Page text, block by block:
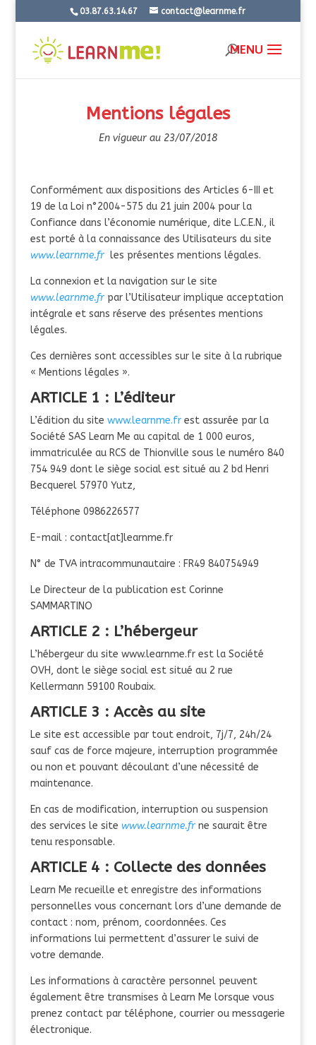
03.87.63.14.67 contact@learnme.fr
Mentions légales
En vigueur au 23/07/2018
Conformément aux dispositions des Articles 6-III et
19 de la Loi n°2004-575 du 21 juin 2004 pour la
Confiance dans l’économie numérique, dite L.C.E.N., il
est porté à la connaissance des Utilisateurs du site
www.learnme.fr les présentes mentions légales.
La connexion et la navigation sur le site
www.learnme.frpar l’Utilisateur implique acceptation
intégrale et sans réserve des présentes mentions
légales.
Ces dernières sont accessibles sur le site à la rubrique
« Mentions légales ».
ARTICLE 1 : L’éditeur
L’édition du site www.learnme.frest assurée par la
Société SAS Learn Me au capital de 1 000 euros,
immatriculée au RCS de Thionville sous le numéro 840
754 949 dont le siège social est situé au 2 bd Henri
Becquerel 57970 Yutz,
Téléphone 0986226577
E-mail : contact[at]learnme.fr
N° de TVA intracommunautaire : FR49 840754949
Le Directeur de la publication est Corinne
SAMMARTINO
ARTICLE 2 : L’hébergeur
L’hébergeur du site www.learnme.fr est la Société
OVH, dont le siège social est situé au 2 rue
Kellermann 59100 Roubaix.
ARTICLE 3 : Accès au site
Le site est accessible par tout endroit, 7j/7, 24h/24
sauf cas de force majeure, interruption programmée
ou non et pouvant découlant d’une nécessité de
maintenance.
En cas de modification, interruption ou suspension
des services le site www.learnme.frne saurait être
tenu responsable.
ARTICLE 4 : Collecte des données
Learn Me recueille et enregistre des informations
personnelles vous concernant lors d’une demande de
contact : nom, prénom, coordonnées. Ces
informations lui permettent d’assurer le suivi de
votre demande.
Les informations à caractère personnel peuvent
également être transmises à Learn Me lorsque vous
prenez contact par téléphone, courrier ou messagerie
électronique.